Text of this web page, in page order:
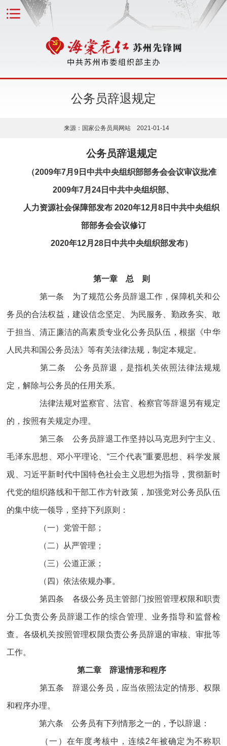
公务员辞退规定
来源：国家公务员局网站 2021-01-14
公务员辞退规定
（2009年7月9日中共中央组织部部务会会议审议批准
2009年7月24日中共中央组织部、
人力资源社会保障部发布 2020年12月8日中共中央组织
部部务会会议修订
2020年12月28日中共中央组织部发布）
第一章 总 则
第一条 为了规范公务员辞退工作，保障机关和公
务员的合法权益，建设信念坚定、为民服务、勤政务实、敢
于担当、清正廉洁的高素质专业化公务员队伍，根据《中华
人民共和国公务员法》等有关法律法规，制定本规定。
第二条 公务员辞退，是指机关依照法律法规规
定，解除与公务员的任用关系。
法律法规对监察官、法官、检察官等辞退另有规定
的，按照有关规定办理。
第三条 公务员辞退工作坚持以马克思列宁主义、
毛泽东思想、邓小平理论、“三个代表”重要思想、科学发展
观、习近平新时代中国特色社会主义思想为指导，贯彻新时
代党的组织路线和干部工作方针政策，加强党对公务员队伍
的集中统一领导，坚持下列原则：
（一）党管干部；
（二）从严管理；
（三）公道正派；
（四）依法依规办事。
第四条 各级公务员主管部门按照管理权限和职责
分工负责公务员辞退工作的综合管理、业务指导和监督检
查。各级机关按照管理权限负责公务员辞退的审核、审批等
工作。
第二章 辞退情形和程序
第五条 辞退公务员，应当依照法定的情形、权限
和程序办理。
第六条 公务员有下列情形之一的，予以辞退：
（一）在年度考核中，连续2年被确定为不称职